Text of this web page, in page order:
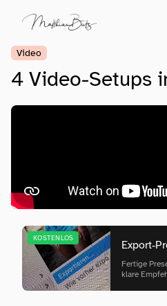
Video
4 Video-Setups
KOSTENLOS
Fertige
klare